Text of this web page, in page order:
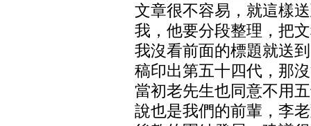
文章很不容易，就這樣
我，他要分段整理，把
我沒看前面的標題就送
稿印出第五十四代，那
當初老先生也同意不用
說也是我們的前輩，李